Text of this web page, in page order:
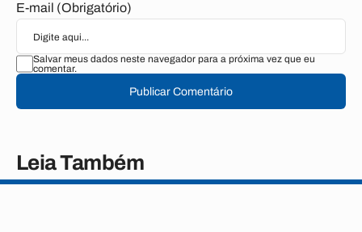
E-mail (Obrigatório)
Salvar meus dados neste navegador para a próxima vez que eu
comentar.
Publicar Comentário
Leia Também